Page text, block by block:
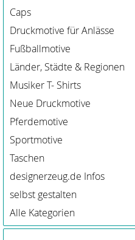
Caps
Druckmotive für Anlässe
Fußballmotive
Länder, Städte & Regionen
Musiker T- Shirts
Neue Druckmotive
Pferdemotive
Sportmotive
Taschen
designerzeug.de Infos
selbst gestalten
Alle Kategorien